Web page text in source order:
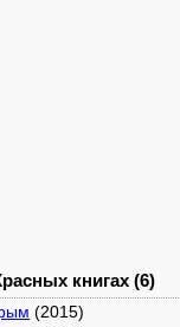
книгах (6)
(2015)